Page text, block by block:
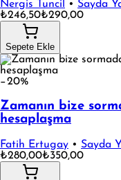
Nergis Tuncil • Sayda
₺246,50₺290,00
Sepete Ekle
−20%
Zamanın bize
hesaplaşma
Fatih Ertugay • Sayda
₺280,00₺350,00